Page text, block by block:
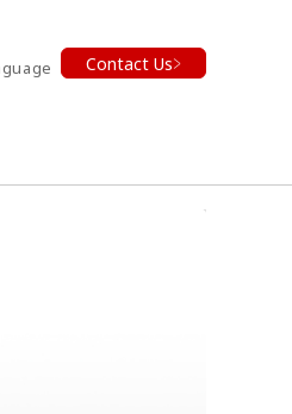
Contact Us